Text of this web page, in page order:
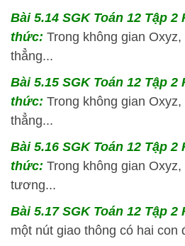
Bài 5.14 SGKToán 12 Tập 2
thức: Trong không gian
thẳng...
Bài 5.15 SGKToán 12 Tập 2
thức: Trong không gian
thẳng...
Bài 5.16 SGKToán 12 Tập 2
thức: Trong không gian
tương...
Bài 5.17 SGKToán 12 Tập 2
một nút giao thông có hai con